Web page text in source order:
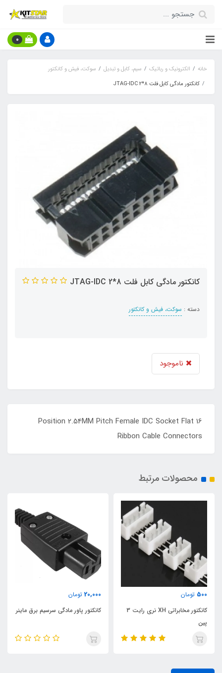
0
خانه الکترونیک و رباتیک سیم، کابل و تبدیل
سوکت، فیش و کانکتور
کانکتور مادگی کابل فلت 8*2 JTAG-IDC
کانکتور مادگی کابل فلت 8*2 JTAG-IDC
دسته : سوکت، فیش و کانکتور
ناموجود
16 Position 2.54MM Pitch Female IDC Socket Flat
Ribbon Cable Connectors
محصولات مرتبط
500 تومان
کانکتور مخابراتی XH نری رایت 3
پین
20,000 تومان
کانکتور پاور مادگی سرسیم برق ماینر